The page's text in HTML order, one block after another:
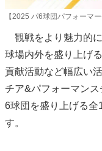
【2025 パ6球団パフォーマ
観戦をより魅力的
球場内外を盛り上げ
貢献活動など幅広い
チア&パフォーマン
6球団を盛り上げる全
す。